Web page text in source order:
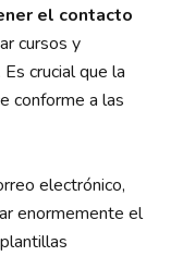
el contacto
cursos y
crucial que la
conforme a las
electrónico,
enormemente el